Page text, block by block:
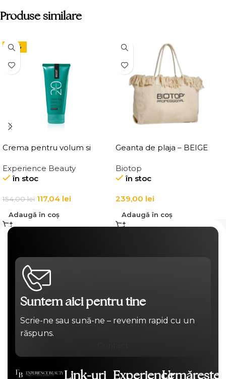
Produse similare
-24%
Crema pentru volum si
Elgon 20 Volumizing
Thickening Cream
Experience Beauty
în stoc
154,00lei 117,04 lei
Adaugă în coș
Geanta de plaja – BEIGE
Biotop
în stoc
239,00 lei
Adaugă în coș
Suntem aici pentru tine
Scrie-ne sau sună-ne – revenim rapid cu un
răspuns.
Link-uri ExperienceUrmărește-